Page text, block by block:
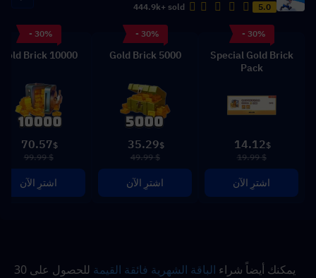
5.0
444.9k+ sold
- 30%
Special Gold Brick
Pack
$
14.12
$ 19.99
اشترِ الآن
- 30%
5000 Gold Brick
$
35.29
$ 49.99
اشترِ الآن
- 30%
10000 Gold Brick
$
70.57
$ 99.99
اشترِ الآن
يمكنك أيضاً شراء الباقة الشهرية فائقة القيمة